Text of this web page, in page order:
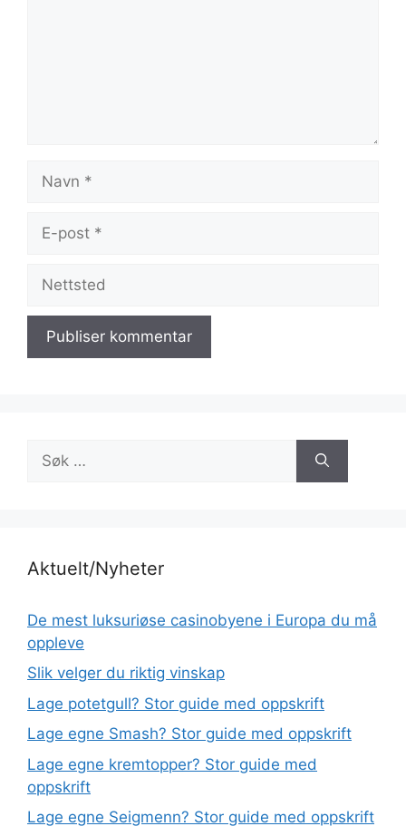
post
etter:
Aktuelt/Nyheter
De mest luksuriøse casinobyene i Europa du må
oppleve
Slik velger du riktig vinskap
Lage potetgull? Stor guide med oppskrift
Lage egne Smash? Stor guide med oppskrift
Lage egne kremtopper? Stor guide med
oppskrift
Lage egne Seigmenn? Stor guide med oppskrift